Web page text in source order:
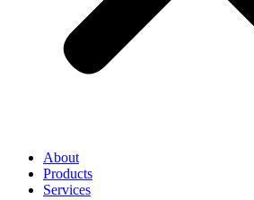
About
Products
Services